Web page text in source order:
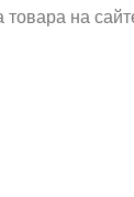
на